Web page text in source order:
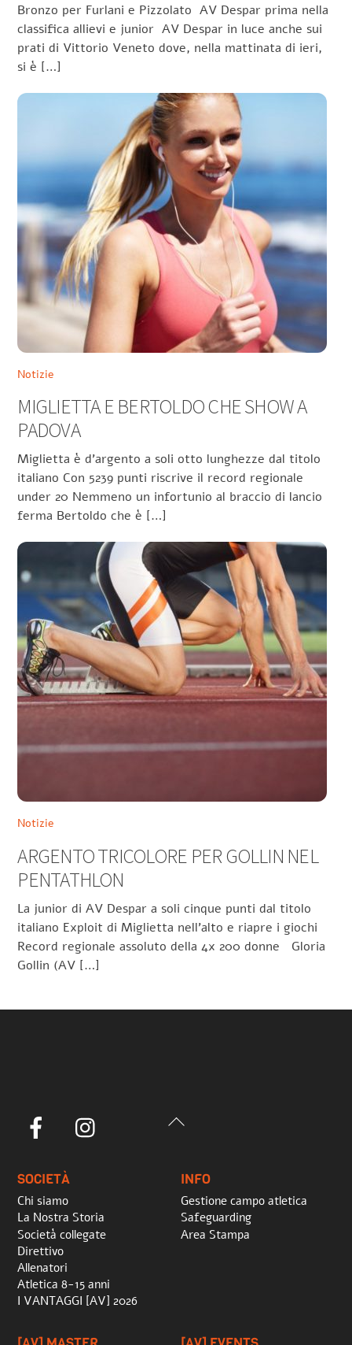
Bronzo per Furlani e Pizzolato AV Despar prima nella
classifica allievi e junior AV Despar in luce anche sui
prati di Vittorio Veneto dove, nella mattinata di ieri,
si è […]
Notizie
MIGLIETTA E BERTOLDO CHE SHOW A
PADOVA
Miglietta è d’argento a soli otto lunghezze dal titolo
italiano Con 5239 punti riscrive il record regionale
under 20 Nemmeno un infortunio al braccio di lancio
ferma Bertoldo che è […]
Notizie
ARGENTO TRICOLORE PER GOLLIN NEL
PENTATHLON
La junior di AV Despar a soli cinque punti dal titolo
italiano Exploit di Miglietta nell’alto e riapre i giochi
Record regionale assoluto della 4x 200 donne Gloria
Gollin (AV […]
Back
Facebook
SOCIETÀ
Chi siamo
La Nostra Storia
Società collegate
Direttivo
Allenatori
Atletica 8-15 anni
I VANTAGGI [AV] 2026
INFO
Gestione campo atletica
Safeguarding
Area Stampa